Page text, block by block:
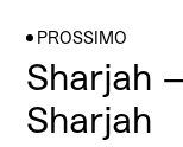
PROSSIMO
Sharjah
Sharjah